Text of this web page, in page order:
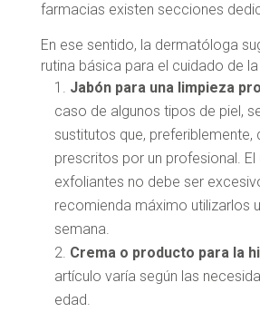
farmacias existen secciones
En ese sentido, la dermatóloga
rutina básica para el cuidado de la
Jabón para una limpieza
caso de algunos tipos de piel,
sustitutos que, preferiblemente,
prescritos por un profesional. El
exfoliantes no debe ser
recomienda máximo utilizarlos
semana.
Crema o producto para la
artículo varía según las
edad.